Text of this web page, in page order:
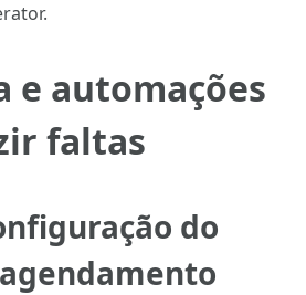
e automações
faltas
do
agendamento